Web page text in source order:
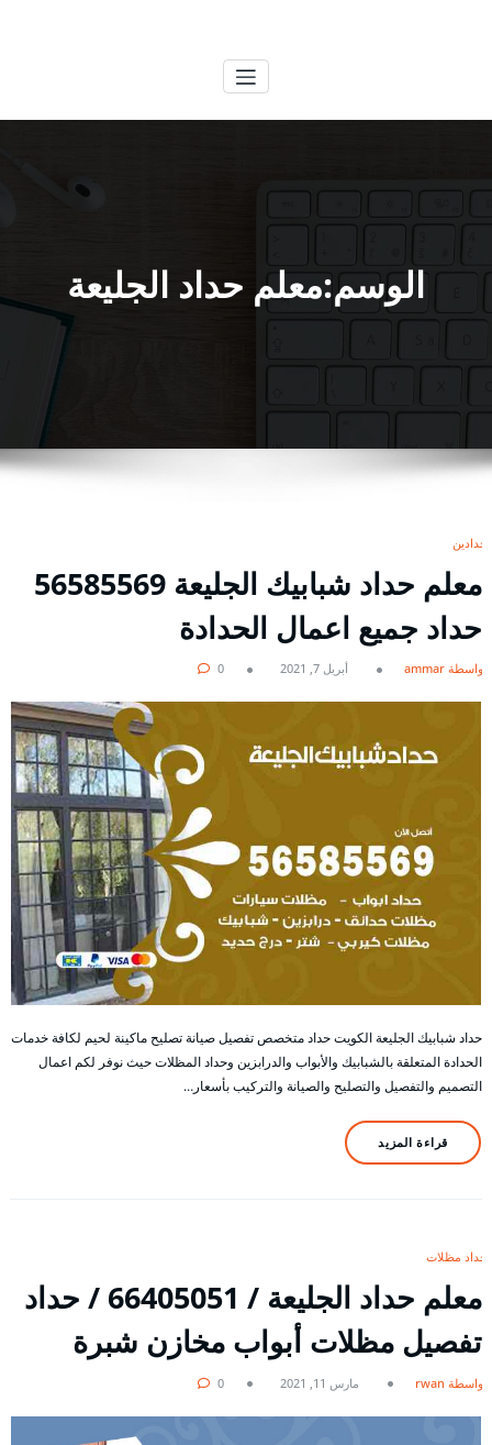
الوسم:معلم حداد الجليعة
حدادين
معلم حداد شبابيك الجليعة 56585569
حداد جميع اعمال الحدادة
بواسطة ammar أبريل 7, 2021 0
حداد شبابيك الجليعة الكويت حداد متخصص تفصيل صيانة تصليح ماكينة لحيم لكافة خدمات
الحدادة المتعلقة بالشبابيك والأبواب والدرابزين وحداد المظلات حيث نوفر لكم اعمال
التصميم والتفصيل والتصليح والصيانة والتركيب بأسعار…
قراءة المزيد
حداد مظلات
معلم حداد الجليعة / 66405051 / حداد
تفصيل مظلات أبواب مخازن شبرة
بواسطة rwan مارس 11, 2021 0